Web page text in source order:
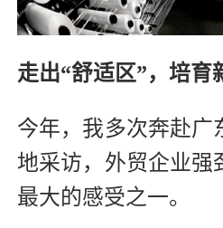
走出“舒适区”，培育
今年，我多次奔赴广
地采访，外贸企业强
最大的感受之一。